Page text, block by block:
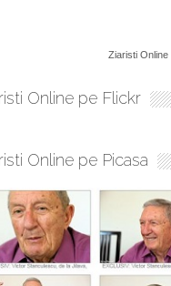
Ziaristi Online
Online pe Flickr
Online pe Picasa